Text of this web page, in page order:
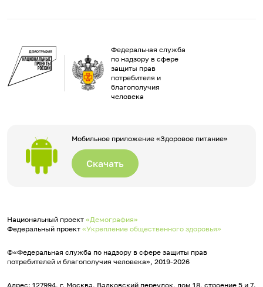
Федеральная служба
по надзору в сфере
защиты прав
потребителя и
благополучия
человека
Мобильное приложение «Здоровое питание»
Скачать
Национальный проект «Демография»
Федеральный проект «Укрепление общественного здоровья»
©«Федеральная служба по надзору в сфере защиты прав
потребителей и благополучия человека», 2019-2026
Адрес: 127994, г. Москва, Вадковский переулок, дом 18, строение 5 и 7.